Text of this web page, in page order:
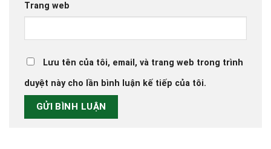
Trang web
Lưu tên của tôi, email, và trang web trong trình
duyệt này cho lần bình luận kế tiếp của tôi.